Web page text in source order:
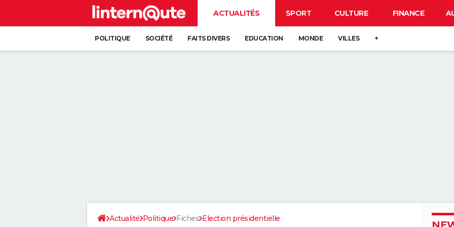
ACTUALITÉS SPORT CULTURE FINANCE
POLITIQUE SOCIÉTÉ FAITS DIVERS EDUCATION MONDE VILLES +
Actualité Politique Fiches Election présidentielle